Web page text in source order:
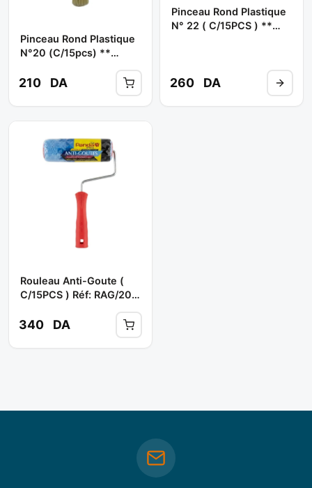
Pinceau Rond Plastique
N°20 (C/15pcs) **
210 DA
Pinceau Rond Plastique
N° 22 ( C/15PCS ) **
260 DA
Rouleau Anti-Goute (
C/15PCS ) Réf: RAG/20
340 DA